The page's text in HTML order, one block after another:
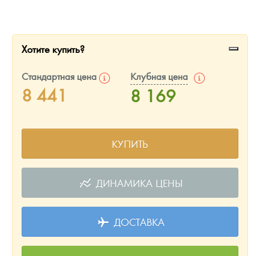
Наборы подарочных и коллекционных монет
Монеты и жетоны из недрагоценных металлов
Хотите купить?
Стандартная цена
8 441
Клубная цена
8 169
КУПИТЬ
ДИНАМИКА ЦЕНЫ
ДОСТАВКА